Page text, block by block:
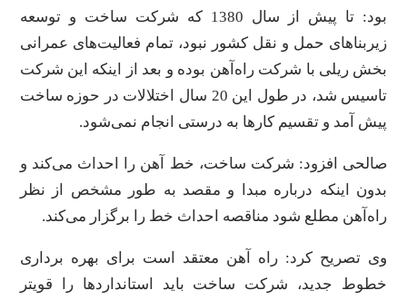
بود: تا پیش از سال 1380 که شرکت ساخت و توسعه
زیربنا‌های حمل و نقل کشور نبود، تمام فعالیت‌های عمرانی
بخش ریلی با شرکت راه‌آهن بوده و بعد از اینکه این شرکت
تاسیس شد، در طول این 20 سال اختلالات در حوزه ساخت
پیش آمد و تقسیم کار‌ها به درستی انجام نمی‌شود.
صالحی افزود: شرکت ساخت، خط آهن را احداث می‌کند و
بدون اینکه درباره مبدا و مقصد به طور مشخص از نظر
راه‌آهن مطلع شود مناقصه احداث خط را برگزار می‌کند.
وی تصریح کرد: راه آهن معتقد است برای بهره برداری
خطوط جدید، شرکت ساخت باید استاندارد‌ها را قویتر